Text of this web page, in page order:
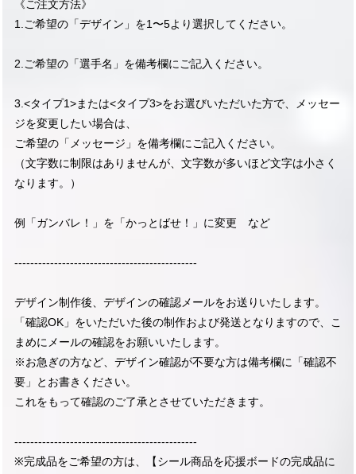
《ご注文方法》
1.ご希望の「デザイン」を1〜5より選択してください。
2.ご希望の「選手名」を備考欄にご記入ください。
3.<タイプ1>または<タイプ3>をお選びいただいた方で、メッセー
ジを変更したい場合は、
ご希望の「メッセージ」を備考欄にご記入ください。
（文字数に制限はありませんが、文字数が多いほど文字は小さく
なります。）
例「ガンバレ！」を「かっとばせ！」に変更 など
----------------------------------------------
デザイン制作後、デザインの確認メールをお送りいたします。
「確認OK」をいただいた後の制作および発送となりますので、こ
まめにメールの確認をお願いいたします。
※お急ぎの方など、デザイン確認が不要な方は備考欄に「確認不
要」とお書きください。
これをもって確認のご了承とさせていただきます。
----------------------------------------------
※完成品をご希望の方は、【シール商品を応援ボードの完成品に